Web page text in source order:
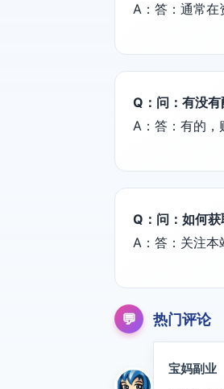
A：答：通常在
Q：问：有没
A：答：有的，
Q：问：如何
A：答：关注本
💬 热门评论
宝妈副业